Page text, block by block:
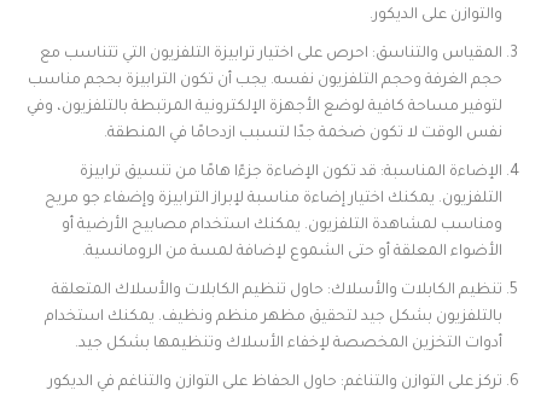
والتوازن على الديكور.
المقياس والتناسق: احرص على اختيار ترابيزة التلفزيون التي تتناسب مع
حجم الغرفة وحجم التلفزيون نفسه. يجب أن تكون الترابيزة بحجم مناسب
لتوفير مساحة كافية لوضع الأجهزة الإلكترونية المرتبطة بالتلفزيون، وفي
نفس الوقت لا تكون ضخمة جدًا لتسبب ازدحامًا في المنطقة.
الإضاءة المناسبة: قد تكون الإضاءة جزءًا هامًا من تنسيق ترابيزة
التلفزيون. يمكنك اختيار إضاءة مناسبة لإبراز الترابيزة وإضفاء جو مريح
ومناسب لمشاهدة التلفزيون. يمكنك استخدام مصابيح الأرضية أو
الأضواء المعلقة أو حتى الشموع لإضافة لمسة من الرومانسية.
تنظيم الكابلات والأسلاك: حاول تنظيم الكابلات والأسلاك المتعلقة
بالتلفزيون بشكل جيد لتحقيق مظهر منظم ونظيف. يمكنك استخدام
أدوات التخزين المخصصة لإخفاء الأسلاك وتنظيمها بشكل جيد.
تركز على التوازن والتناغم: حاول الحفاظ على التوازن والتناغم في الديكور